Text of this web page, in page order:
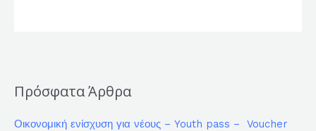
Πρόσφατα Άρθρα
Οικονομική ενίσχυση για νέους – Youth pass – Voucher